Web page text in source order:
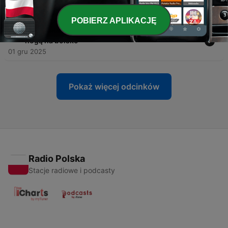
14 sty 2026
49 - Chłopki cz. 2 - kołtun polski i wchodzenie prawą
nogą na boisko
01 gru 2025
Pokaż więcej odcinków
Radio Polska
Stacje radiowe i podcasty
POBIERZ APLIKACJĘ